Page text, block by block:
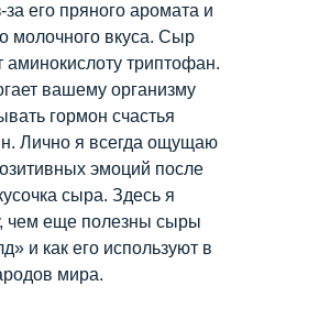
за его пряного аромата и
молочного вкуса. Сыр
аминокислоту триптофан.
вашему организму
гормон счастья
Лично я всегда ощущаю
эмоций после
сыра. Здесь я
чем еще полезны сыры
и как его используют в
мира.